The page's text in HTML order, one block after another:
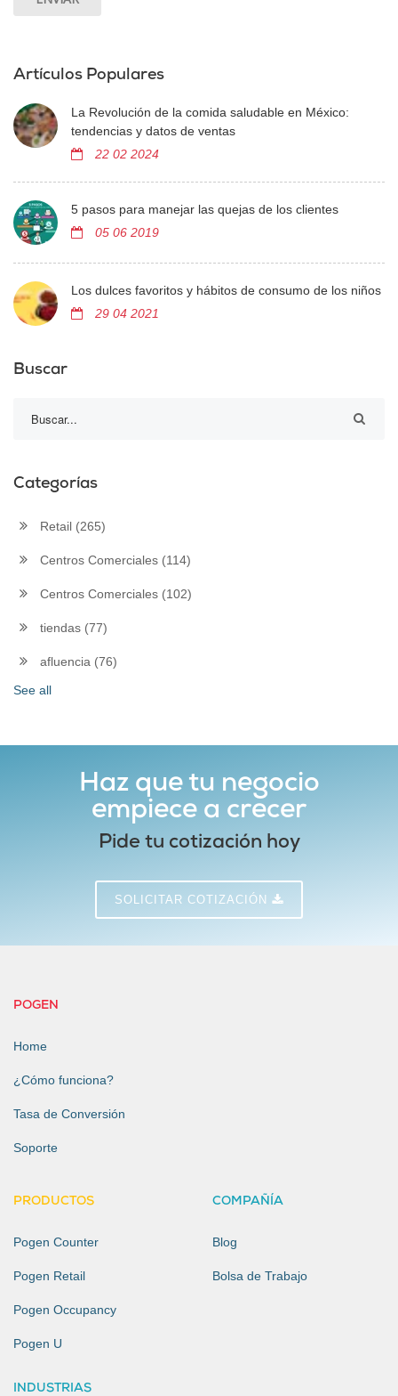
Artículos Populares
La Revolución de la comida saludable en México:
tendencias y datos de ventas
22 02 2024
5 pasos para manejar las quejas de los clientes
05 06 2019
Los dulces favoritos y hábitos de consumo de los niños
29 04 2021
Buscar
Categorías
Retail (265)
Centros Comerciales (114)
Centros Comerciales (102)
tiendas (77)
afluencia (76)
See all
Haz que tu negocio
empiece a crecer
Pide tu cotización hoy
SOLICITAR COTIZACIÓN
POGEN
Home
¿Cómo funciona?
Tasa de Conversión
Soporte
PRODUCTOS
Pogen Counter
Pogen Retail
Pogen Occupancy
Pogen U
INDUSTRIAS
COMPAÑÍA
Blog
Bolsa de Trabajo